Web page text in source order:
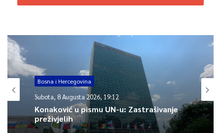
planini, jer nije dovoljno obnoviti ovaj objekt, potrebno je imati
sadržaje koji će privući klijentelu na Igman. Mi smo
zainteresirani i za neke druge projekte, nedavno smo imali
sastanke s načelnikom Ilidže, jer smo zainteresirani za
vertikalne transporte, kako bi klijentelu iz Sarajeva doveli na
planine – naveo je Granov.
Kazao je i da je dosta predradnji već završeno, te da paraleno
Bosna i Hercegovina
Subota, 8 Augusta 2026, 19:12
Konaković u pismu UN-u: Zastrašivanje
preživjelih